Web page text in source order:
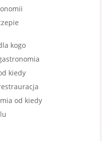
kogo
kiedy
od kiedy